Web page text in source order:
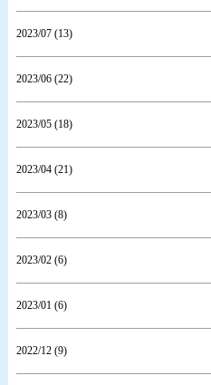
2023/07 (13)
2023/06 (22)
2023/05 (18)
2023/04 (21)
2023/03 (8)
2023/02 (6)
2023/01 (6)
2022/12 (9)